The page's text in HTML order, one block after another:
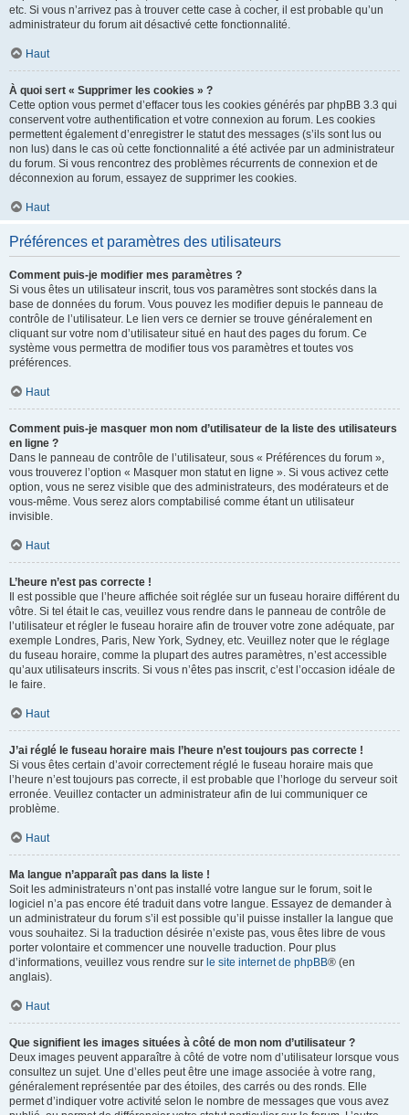
etc. Si vous n’arrivez pas à trouver cette case à cocher, il est probable qu’un
administrateur du forum ait désactivé cette fonctionnalité.
Haut
À quoi sert « Supprimer les cookies » ?
Cette option vous permet d’effacer tous les cookies générés par phpBB 3.3 qui
conservent votre authentification et votre connexion au forum. Les cookies
permettent également d’enregistrer le statut des messages (s’ils sont lus ou
non lus) dans le cas où cette fonctionnalité a été activée par un administrateur
du forum. Si vous rencontrez des problèmes récurrents de connexion et de
déconnexion au forum, essayez de supprimer les cookies.
Haut
Préférences et paramètres des utilisateurs
Comment puis-je modifier mes paramètres ?
Si vous êtes un utilisateur inscrit, tous vos paramètres sont stockés dans la
base de données du forum. Vous pouvez les modifier depuis le panneau de
contrôle de l’utilisateur. Le lien vers ce dernier se trouve généralement en
cliquant sur votre nom d’utilisateur situé en haut des pages du forum. Ce
système vous permettra de modifier tous vos paramètres et toutes vos
préférences.
Haut
Comment puis-je masquer mon nom d’utilisateur de la liste des utilisateurs
en ligne ?
Dans le panneau de contrôle de l’utilisateur, sous « Préférences du forum »,
vous trouverez l’option « Masquer mon statut en ligne ». Si vous activez cette
option, vous ne serez visible que des administrateurs, des modérateurs et de
vous-même. Vous serez alors comptabilisé comme étant un utilisateur
invisible.
Haut
L’heure n’est pas correcte !
Il est possible que l’heure affichée soit réglée sur un fuseau horaire différent du
vôtre. Si tel était le cas, veuillez vous rendre dans le panneau de contrôle de
l’utilisateur et régler le fuseau horaire afin de trouver votre zone adéquate, par
exemple Londres, Paris, New York, Sydney, etc. Veuillez noter que le réglage
du fuseau horaire, comme la plupart des autres paramètres, n’est accessible
qu’aux utilisateurs inscrits. Si vous n’êtes pas inscrit, c’est l’occasion idéale de
le faire.
Haut
J’ai réglé le fuseau horaire mais l’heure n’est toujours pas correcte !
Si vous êtes certain d’avoir correctement réglé le fuseau horaire mais que
l’heure n’est toujours pas correcte, il est probable que l’horloge du serveur soit
erronée. Veuillez contacter un administrateur afin de lui communiquer ce
problème.
Haut
Ma langue n’apparaît pas dans la liste !
Soit les administrateurs n’ont pas installé votre langue sur le forum, soit le
logiciel n’a pas encore été traduit dans votre langue. Essayez de demander à
un administrateur du forum s’il est possible qu’il puisse installer la langue que
vous souhaitez. Si la traduction désirée n’existe pas, vous êtes libre de vous
porter volontaire et commencer une nouvelle traduction. Pour plus
d’informations, veuillez vous rendre sur le site internet de phpBB® (en
anglais).
Haut
Que signifient les images situées à côté de mon nom d’utilisateur ?
Deux images peuvent apparaître à côté de votre nom d’utilisateur lorsque vous
consultez un sujet. Une d’elles peut être une image associée à votre rang,
généralement représentée par des étoiles, des carrés ou des ronds. Elle
permet d’indiquer votre activité selon le nombre de messages que vous avez